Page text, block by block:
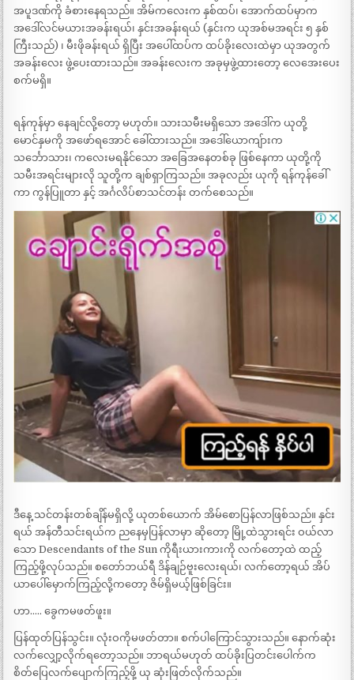
အပူဒဏ်ကို ခံစားနေရသည်။ အိမ်ကလေးက နှစ်ထပ်၊ အောက်ထပ်မှာက
အဒေါ်လင်မယားအခန်းရယ်၊ နှင်းအခန်းရယ် (နှင်းက ယုအစ်မအရင်း ၅ နှစ်
ကြီးသည်) ၊ မီးဖိုခန်းရယ် ရှိပြီး အပေါ်ထပ်က ထပ်ခိုးလေးထဲမှာ ယုအတွက်
အခန်းလေး ဖွဲ့ပေးထားသည်။ အခန်းလေးက အခုမှဖွဲ့ထားတော့ လေအေးပေး
စက်မရှိ။
ရန်ကုန်မှာ နေချင်လို့တော့ မဟုတ်။ သားသမီးမရှိသော အဒေါ်က ယုတို့
မောင်နှမကို အဖော်ရအောင် ခေါ်ထားသည်။ အဒေါ်ယောကျ်ားက
သင်္ဘောသား၊ ကလေးမရနိုင်သော အခြေအနေတစ်ခု ဖြစ်နေကာ ယုတို့ကို
သမီးအရင်းများလို သူတို့က ချစ်ရှာကြသည်။ အခုလည်း ယုကို ရန်ကုန်ခေါ်
ကာ ကွန်ပြူတာ နှင့် အင်္ဂလိပ်စာသင်တန်း တက်စေသည်။
ဒီနေ့ သင်တန်းတစ်ချိန်မရှိလို့ ယုတစ်ယောက် အိမ်စောပြန်လာဖြစ်သည်။ နှင်း
ရယ် အန်တီသင်းရယ်က ညနေမှပြန်လာမှာ ဆိုတော့ မြို့ထဲသွားရင်း ဝယ်လာ
သော Descendants of the Sun ကိုရီးယားကားကို လက်တော့ထဲ ထည့်
ကြည့်ဖို့လုပ်သည်။ စတော်ဘယ်ရီ ဒိန်ချဉ်ဗူးလေးရယ်၊ လက်တော့ရယ် အိပ်
ယာပေါ်မှောက်ကြည့်လို့ကတော့ ဇိမ်ရှိမယ့်ဖြစ်ခြင်း။
ဟာ….. ခွေကမဖတ်ဖူး။
ပြန်ထုတ်ပြန်သွင်း။ လုံးဝကိုမဖတ်တာ။ စက်ပါကြောင်သွားသည်။ နောက်ဆုံး
လက်လျှော့လိုက်ရတော့သည်။ ဘာရယ်မဟုတ် ထပ်ခိုးပြတင်းပေါက်က
စိတ်ပြေလက်ပျောက်ကြည့်ဖို့ ယု ဆုံးဖြတ်လိုက်သည်။